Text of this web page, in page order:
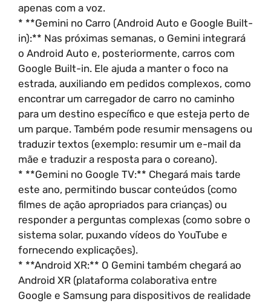
apenas com a voz.
* **Gemini no Carro (Android Auto e Google Built-
in):** Nas próximas semanas, o Gemini integrará
o Android Auto e, posteriormente, carros com
Google Built-in. Ele ajuda a manter o foco na
estrada, auxiliando em pedidos complexos, como
encontrar um carregador de carro no caminho
para um destino específico e que esteja perto de
um parque. Também pode resumir mensagens ou
traduzir textos (exemplo: resumir um e-mail da
mãe e traduzir a resposta para o coreano).
* **Gemini no Google TV:** Chegará mais tarde
este ano, permitindo buscar conteúdos (como
filmes de ação apropriados para crianças) ou
responder a perguntas complexas (como sobre o
sistema solar, puxando vídeos do YouTube e
fornecendo explicações).
* **Android XR:** O Gemini também chegará ao
Android XR (plataforma colaborativa entre
Google e Samsung para dispositivos de realidade